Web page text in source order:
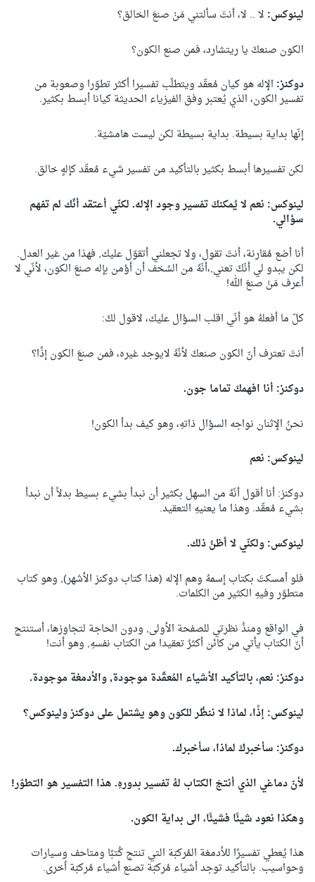
لينوكس: لا .. لا، أنتَ سألتني مَنْ صنعَ الخالق؟
الكون صنعكَ يا ريتشارد، فمن صنع الكون؟
دوكنز: الإله هو كيان مُعقّد ويتطلّب تفسيرا أكثر تطوّرا وصعوبة من
تفسير الكون، الذي يُعتبر وفق الفيزياء الحديثة كيانا أبسط بكثير.
إنّها بداية بسيطة. بداية بسيطة لكن ليست هامشيّة.
لكن تفسيرها أبسط بكثير بالتأكيد من تفسير شيء مُعقّد كإلهٍ خالق.
لينوكس: نعم لا يُمكنكَ تفسير وجود الإله. لكنّي أعتقد أنّك لم تفهم
سؤالي.
أنا أضع مُقارنة، أنتَ تقول، ولا تجعلني أتقوّل عليك, فهذا من غير العدل.
لكن يبدو لي أنّكَ تعني,،أنّهُ من السُخف أن أؤمن بإله صنعَ الكون، لأنّي لا
أعرف مَنْ صنعَ الله!
كلّ ما أفعلهُ هو أنّي اقلب السؤال عليك، لاقول لكَ:
أنتَ تعترف أنّ الكون صنعكَ لأنّهُ لايوجد غيره، فمن صنعَ الكون إذًا؟
دوكنز: أنا افهمكَ تماما جون.
نحنُ الإثنان نواجه السؤال ذاتهِ، وهو كيف بدأ الكون!
لينوكس: نعم
دوكنز: أنا أقول أنّهُ من السهل بكثير أن نبدأ بشيء بسيط بدلاً أن نبدأ
بشيء مُعقّد. وهذا ما يعنيهِ التعقيد.
لينوكس: ولكنّي لا أظنُ ذلك.
فلو أمسكتَ بكتاب إسمهُ وهم الإله (هذا كتاب دوكنز الأشهر), وهو كتاب
متطوّر وفيهِ الكثير من الكلمات.
في الواقع ومنذُ نظرتي للصفحة الأولى, ودون الحاجة لتجاوزها، أستنتج
أنّ الكتاب يأتي من كائن أكثرُ تعقيدا من الكتاب نفسهِ, وهو أنت!
دوكنز: نعم، بالتأكيد الأشياء المُعقّدة موجودة, والأدمغة موجودة.
لينوكس: إذًا، لماذا لا ننظُر للكون وهو يشتمل على دوكنز ولينوكس؟
دوكنز: سأخبركَ لماذا، سأخبرك.
لأنّ دماغي الذي أنتجَ الكتاب لهُ تفسير بدورهِ. هذا التفسير هو التطوّر!
وهكذا نعود شيئًا فشيئًا، الى بداية الكون.
هذا يُعطي تفسيرًا للأدمغة المُركبّة التي تنتج كُتبًا ومتاحف وسيارات
وحواسيب. بالتأكيد توجد أشياء مُركبّة تصنع أشياء مُركبّة اُخرى.